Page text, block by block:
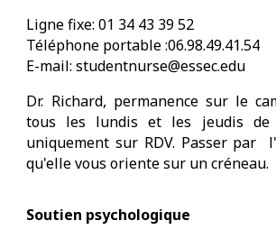
Ligne fixe: 01 34 43 39 52
Téléphone portable :06.98.49.41.54
E-mail: studentnurse@essec.edu
Dr. Richard, permanence sur le
tous les lundis et les jeudis de
uniquement sur RDV. Passer par
qu'elle vous oriente sur un créneau.
Soutien psychologique